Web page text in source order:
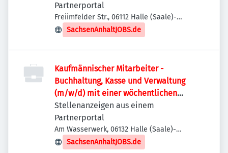
Partnerportal
Freiimfelder Str., 06112 Halle (Saale)-
Stadtbezirk Ost, Deutschland
SachsenAnhaltJOBS.de
Kaufmännischer Mitarbeiter -
Buchhaltung, Kasse und Verwaltung
(m/w/d) mit einer wöchentlichen
Arbeitszeit von 35 Stunden
Stellenanzeigen aus einem
Partnerportal
Am Wasserwerk, 06132 Halle (Saale)-
Stadtbezirk Süd, Deutschland
SachsenAnhaltJOBS.de